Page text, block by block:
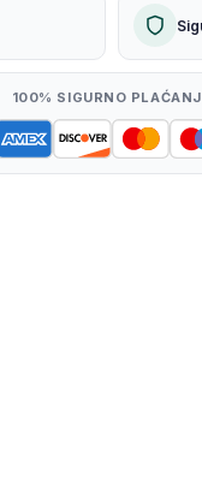
100% SIGURNO